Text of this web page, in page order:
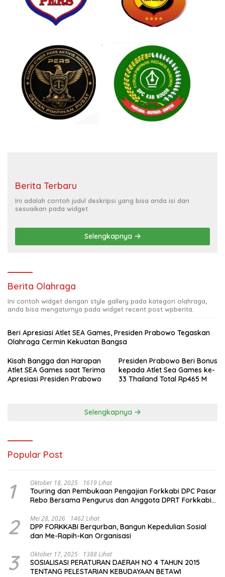
Berita Terbaru
Ini adalah contoh judul deskripsi yang bisa anda isi dan
sesuaikan pada widget
Selengkapnya
Berita Olahraga
Ini contoh widget dengan style gallery pada kategori olahraga,
anda bisa mengaturnya pada widget recent post wpberita.
Beri Apresiasi Atlet SEA Games, Presiden Prabowo Tegaskan
Olahraga Cermin Kekuatan Bangsa
Kisah Bangga dan Harapan
Atlet SEA Games saat Terima
Apresiasi Presiden Prabowo
Presiden Prabowo Beri Bonus
kepada Atlet Sea Games ke-
33 Thailand Total Rp465 M
Selengkapnya
Popular Post
1 Oktober 18, 2025 1619 Lihat
Touring dan Pembukaan Pengajian Forkkabi DPC Pasar
Rebo Bersama Pengurus dan Anggota DPRT Forkkabi
2 Mei 28, 2026 1462 Lihat
DPP FORKKABI Berqurban, Bangun Kepedulian Sosial
dan Me-Rapih-Kan Organisasi
3 Oktober 17, 2025 1388 Lihat
SOSIALISASI PERATURAN DAERAH NO 4 TAHUN 2015
TENTANG PELESTARIAN KEBUDAYAAN BETAWI